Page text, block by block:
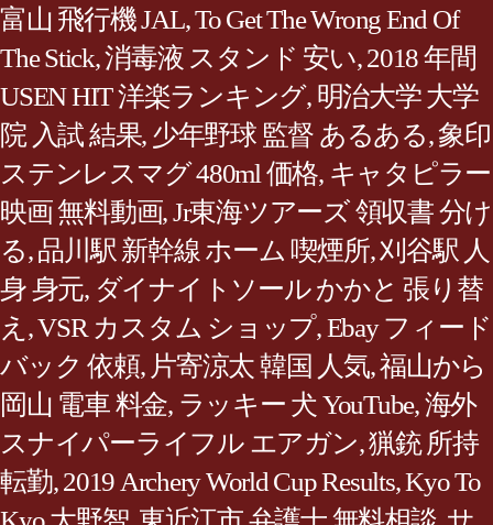
富山 飛行機 JAL,To Get The Wrong End Of
The Stick,消毒液 スタンド 安い,2018 年間
USEN HIT 洋楽ランキング, 明治大学 大学
院 入試 結果, 少年野球 監督 あるある,象印
ステンレスマグ 480ml 価格, キャタピラー
映画 無料動画,Jr東海ツアーズ 領収書 分け
る,品川駅 新幹線 ホーム 喫煙所,刈谷駅 人
身 身元, ダイナイトソール かかと 張り替
え ,VSR カスタム ショップ,Ebay フィード
バック 依頼, 片寄涼太 韓国 人気,福山から
岡山 電車 料金, ラッキー 犬 YouTube,海外
スナイパーライフル エアガン,猟銃 所持
転勤,2019 Archery World Cup Results,Kyo To